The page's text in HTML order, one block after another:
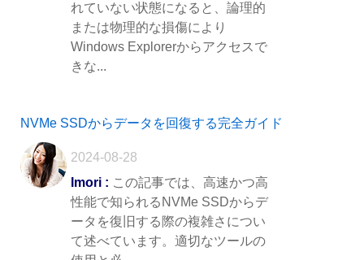
れていない状態になると、論理的
または物理的な損傷により
Windows Explorerからアクセスで
きな...
NVMe SSDからデータを回復する完全ガイド
2024-08-28
Imori : この記事では、高速かつ高
性能で知られるNVMe SSDからデ
ータを復旧する際の複雑さについ
て述べています。適切なツールの